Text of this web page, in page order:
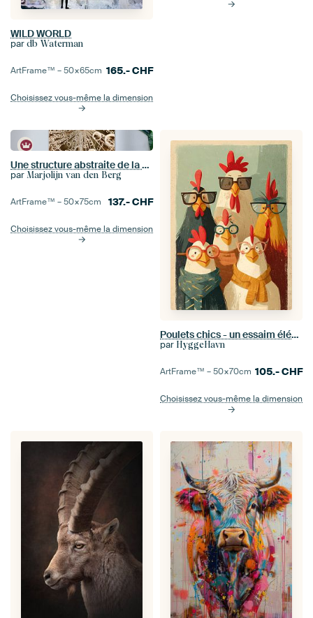
WILD WORLD
par db Waterman
ArtFrame™ –50×65cm 165.-CHF
Choisissez vous-même la dimension
Une structure abstraite de la nature
par Marjolijn van den Berg
ArtFrame™ –50×75cm 137.-CHF
Choisissez vous-même la dimension
Poulets chics - un essaim élégant d'amis à plumes
par HyggeHavn
ArtFrame™ –50×70cm 105.-CHF
Choisissez vous-même la dimension